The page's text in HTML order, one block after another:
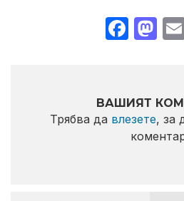
ВАШИЯТ
Трябва да влезете, за